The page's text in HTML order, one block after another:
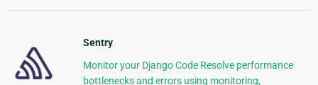
Sentry
Monitor your Django Code Resolve performance
bottlenecks and errors using monitoring,